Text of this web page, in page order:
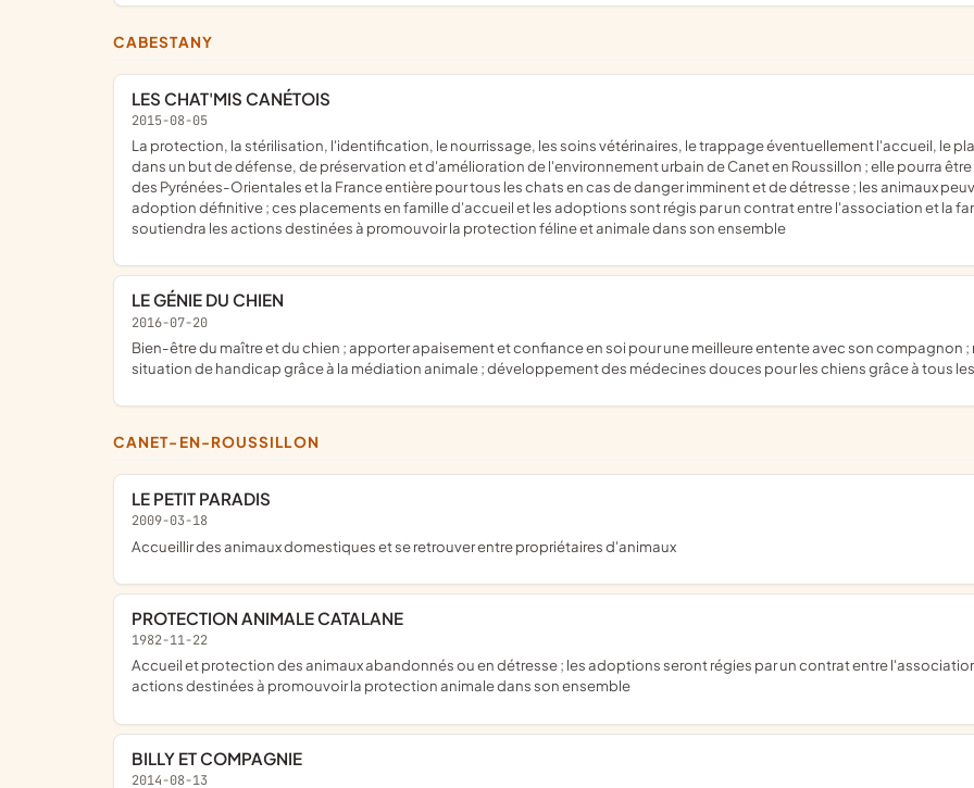
CABESTANY
LES CHAT'MIS CANÉTOIS
2015-08-05
la protection, la stérilisation, l'identification, le nourrissage, les soins vétérinaires, le trappage éventuellement l'accueil, le placement et la surveillance de la population féline
dans un but de défense, de préservation et d'amélioration de l'environnement urbain de Canet en Roussillon ; elle pourra
des Pyrénées-Orientales et la France entière pour tous les chats en cas de danger imminent et de détresse ; les animaux
adoption définitive ; ces placements en famille d'accueil et les adoptions sont régis par un contrat entre l'association et la
soutiendra les actions destinées à promouvoir la protection féline et animale dans son ensemble
LE GÉNIE DU CHIEN
2016-07-20
bien-être du maître et du chien ; apporter apaisement et confiance en soi pour une meilleure entente avec son compagnon ; re-sociabilisation des personnes en difficultés ou en
situation de handicap grâce à la médiation animale ; développement des médecines douces pour les chiens grâce à tous
CANET-EN-ROUSSILLON
LE PETIT PARADIS
2009-03-18
accueillir des animaux domestiques et se retrouver entre propriétaires d'animaux
PROTECTION ANIMALE CATALANE
1982-11-22
accueil et protection des animaux abandonnés ou en détresse ; les adoptions seront régies par un contrat entre l'association et la famille adoptante ; l'association soutiendra les
actions destinées à promouvoir la protection animale dans son ensemble
BILLY ET COMPAGNIE
2014-08-13